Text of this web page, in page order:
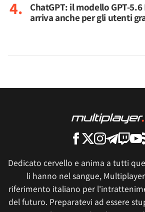
ChatGPT: il modello GPT-
arriva anche per gli utenti
Dedicato cervello e anima a tutti
li hanno nel sangue,
riferimento italiano per
del futuro. Preparatevi ad essere